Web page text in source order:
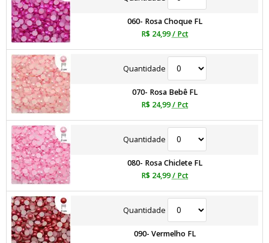
060- Rosa Choque FL
R$ 24,99 / Pct
Quantidade
070- Rosa Bebê FL
R$ 24,99 / Pct
Quantidade
080- Rosa Chiclete FL
R$ 24,99 / Pct
Quantidade
090- Vermelho FL